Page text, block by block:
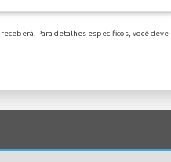
Para detalhes específicos, você deve